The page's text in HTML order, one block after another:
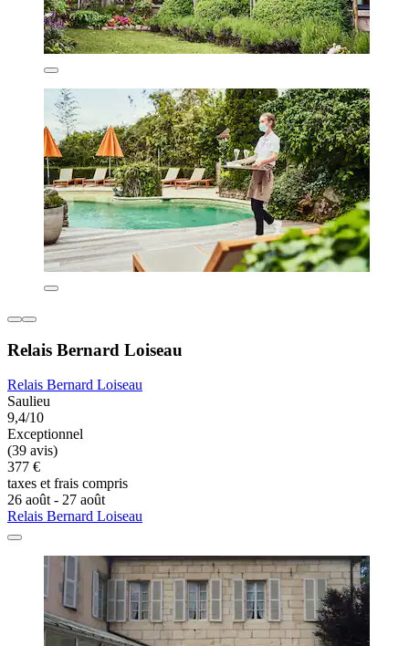
Relais Bernard Loiseau
Relais Bernard Loiseau
Saulieu
9,4/10
Exceptionnel
(39 avis)
377 €
taxes et frais compris
26 août - 27 août
Relais Bernard Loiseau